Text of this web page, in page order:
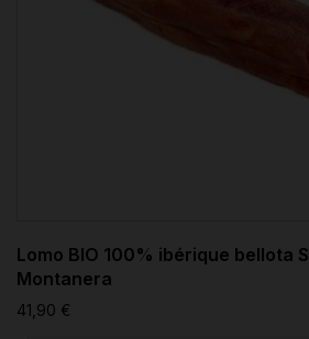
Lomo BIO 100% ibérique bellota
Montanera
41,90 €